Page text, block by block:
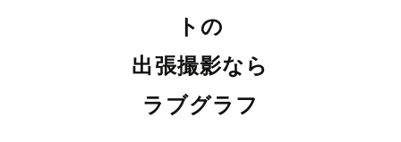
トの
出張撮影なら
ラブグラフ